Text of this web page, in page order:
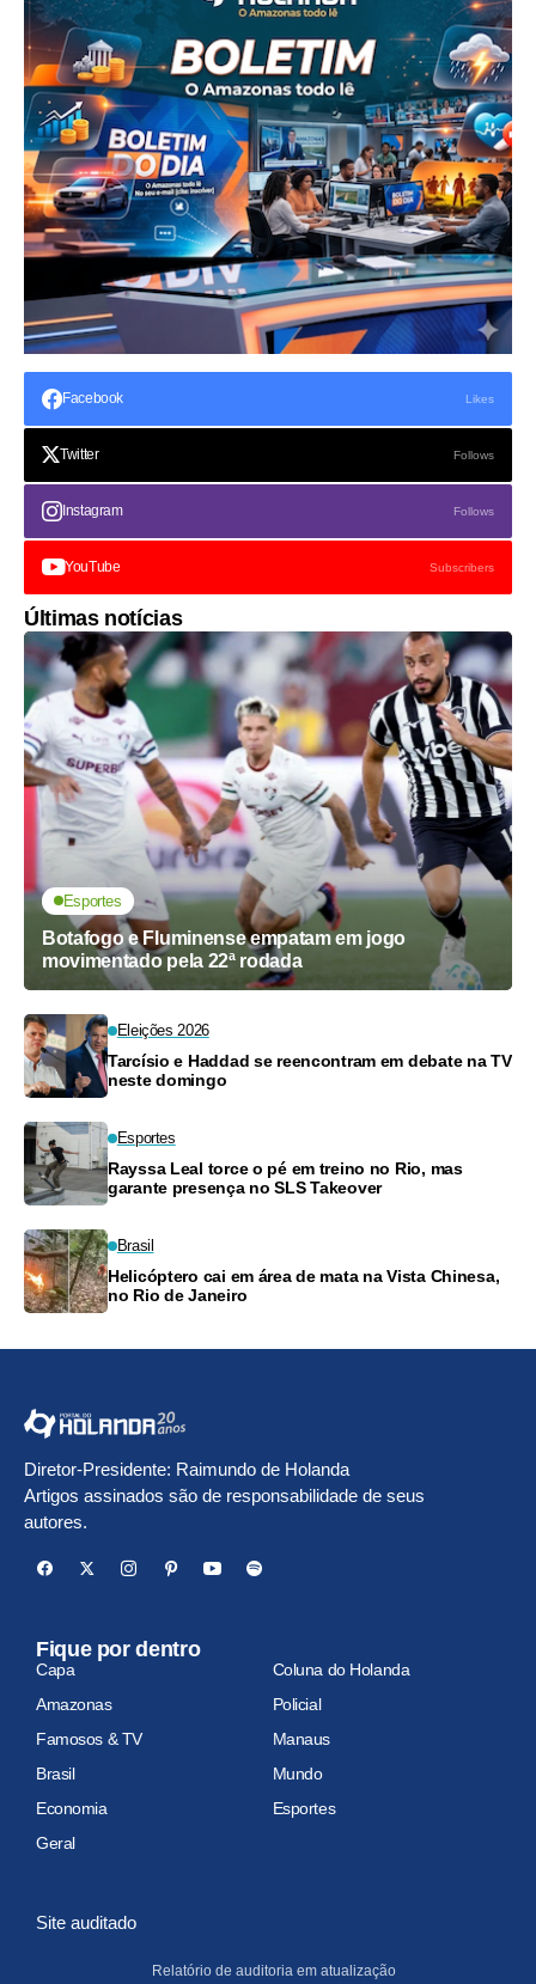
Facebook Likes
Twitter Follows
Instagram Follows
YouTube Subscribers
Últimas notícias
Esportes
Botafogo e Fluminense empatam em jogo
movimentado pela 22ª rodada
Eleições 2026
Tarcísio e Haddad se reencontram em debate na TV
neste domingo
Esportes
Rayssa Leal torce o pé em treino no Rio, mas
garante presença no SLS Takeover
Brasil
Helicóptero cai em área de mata na Vista Chinesa,
no Rio de Janeiro
Diretor-Presidente: Raimundo de Holanda
Artigos assinados são de responsabilidade de seus
autores.
Fique por dentro
Capa
Coluna do Holanda
Amazonas
Policial
Famosos & TV
Manaus
Brasil
Mundo
Economia
Esportes
Geral
Site auditado
Relatório de auditoria em atualização